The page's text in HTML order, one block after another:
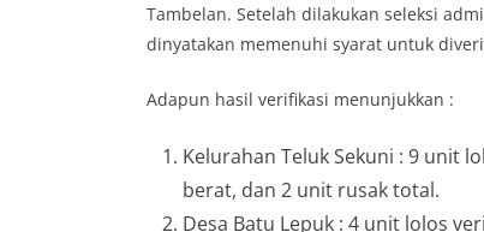
Tambelan. Setelah dilakukan seleksi
dinyatakan memenuhi syarat untuk
Adapun hasil verifikasi menunjukkan :
Kelurahan Teluk Sekuni : 9 unit
berat, dan 2 unit rusak total.
Desa Batu Lepuk : 4 unit lolos